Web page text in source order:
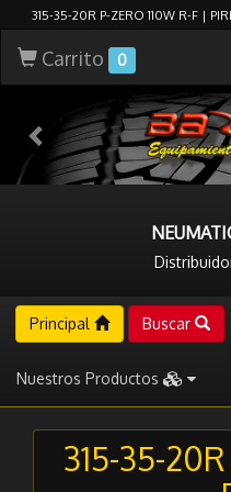
315-35-20R P-ZERO 110W R-F |
Carrito 0
Principal Buscar
Nuestros Productos
315-35-